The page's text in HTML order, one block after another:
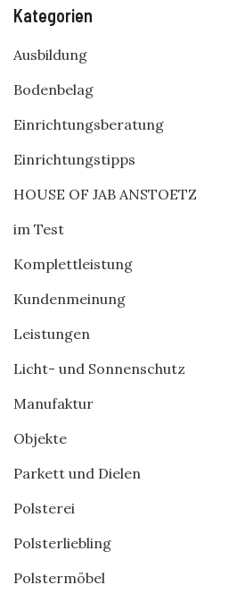
Kategorien
Ausbildung
Bodenbelag
Einrichtungsberatung
Einrichtungstipps
HOUSE OF JAB ANSTOETZ
im Test
Komplettleistung
Kundenmeinung
Leistungen
Licht- und Sonnenschutz
Manufaktur
Objekte
Parkett und Dielen
Polsterei
Polsterliebling
Polstermöbel